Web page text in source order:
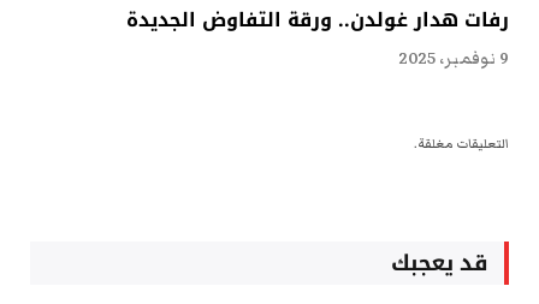
رفات هدار غولدن.. ورقة التفاوض الجديدة
9 نوفمبر، 2025
التعليقات مغلقة.
قد يعجبك